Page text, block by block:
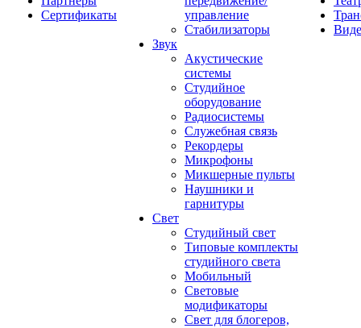
Сертификаты
управление
Стабилизаторы
Звук
Акустические
системы
Студийное
оборудование
Радиосистемы
Служебная связь
Рекордеры
Микрофоны
Микшерные пульты
Наушники и
гарнитуры
Свет
Студийный свет
Типовые комплекты
студийного света
Мобильный
Световые
модификаторы
Свет для блогеров,